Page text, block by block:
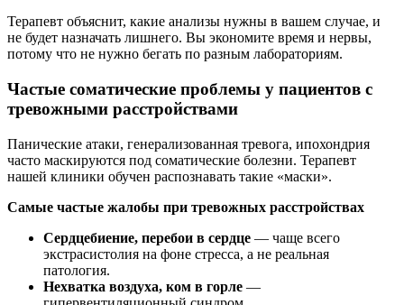
Терапевт объяснит, какие анализы нужны в вашем случае, и
не будет назначать лишнего. Вы экономите время и нервы,
потому что не нужно бегать по разным лабораториям.
Частые соматические проблемы у пациентов с
тревожными расстройствами
Панические атаки, генерализованная тревога, ипохондрия
часто маскируются под соматические болезни. Терапевт
нашей клиники обучен распознавать такие «маски».
Самые частые жалобы при тревожных расстройствах
Сердцебиение, перебои в сердце — чаще всего
экстрасистолия на фоне стресса, а не реальная
патология.
Нехватка воздуха, ком в горле —